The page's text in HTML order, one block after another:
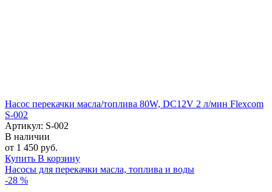
Насос перекачки масла/топлива 80W, DC12V 2 л/мин Flexcom
S-002
Артикул: S-002
В наличии
от 1 450 руб.
Купить В корзину
Насосы для перекачки масла, топлива и воды
-28 %